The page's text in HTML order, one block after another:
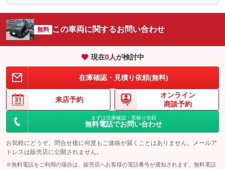
：装備なし ：装備あり
サイドカメラ
：装備あり ルーフレール
：装備なし
：装備なし
：装備なし
無料 この車両に関するお問い合わせ
現在0人が検討中
在庫確認・見積り依頼(無料)
来店予約
オンライン
商談予約
まずは在庫確認・見積り依頼
無料電話でお問い合わせ
お気軽にどうぞ。問合せ後に何度もご連絡が届くことはありません。メールア
ドレスは販売店に公開されません。
※無料電話をご利用の場合は、販売店へお客様の電話番号が通知されます。無料電話